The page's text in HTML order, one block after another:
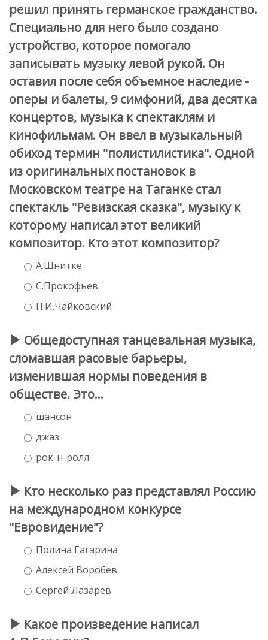
решил принять германское гражданство.
Специально для него было создано
устройство, которое помогало
записывать музыку левой рукой. Он
оставил после себя объемное наследие -
оперы и балеты, 9 симфоний, два десятка
концертов, музыка к спектаклям и
кинофильмам. Он ввел в музыкальный
обиход термин "полистилистика". Одной
из оригинальных постановок в
Московском театре на Таганке стал
спектакль "Ревизская сказка", музыку к
которому написал этот великий
композитор. Кто этот композитор?
А.Шнитке
С.Прокофьев
П.И.Чайковский
Общедоступная танцевальная музыка,
сломавшая расовые барьеры,
изменившая нормы поведения в
обществе. Это...
шансон
джаз
рок-н-ролл
Кто несколько раз представлял Россию
на международном конкурсе
"Евровидение"?
Полина Гагарина
Алексей Воробев
Сергей Лазарев
Какое произведение написал